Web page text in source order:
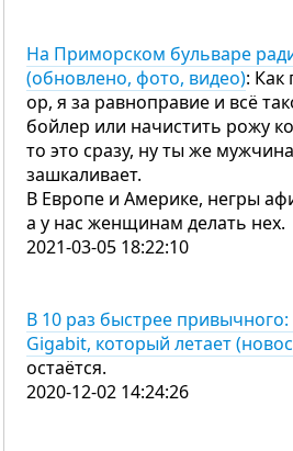
На Приморском бульваре
(обновлено, фото, видео):
ор, я за равноправие и всё
бойлер или начистить рожу
то это сразу, ну ты же
зашкаливает.
В Европе и Америке, негры
а у нас женщинам делать нех.
2021-03-05 18:22:10
В 10 раз быстрее
Gigabit, который летает
остаётся.
2020-12-02 14:24:26